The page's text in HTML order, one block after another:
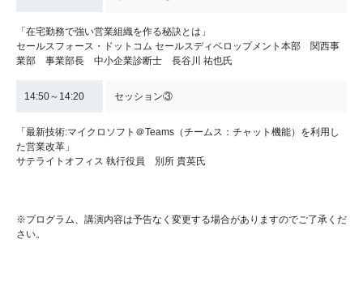
「在宅勤務で強い営業組織を作る秘訣とは」
セールスフォース・ドットコム セールスディベロップメント本部 関西事
業部 事業部長 中小企業診断士 長谷川 祐也氏
14:50～14:20 セッション③
「最新技術:マイクロソフト＠Teams（チームス：チャット機能）を利用し
た営業改革」
サテライトオフィス 執行役員 別所 貴英氏
※プログラム、講演内容は予告なく変更する場合がありますのでご了承くだ
さい。